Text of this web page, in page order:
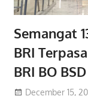
Semangat
BRI
BRI BO BSD
December 15,